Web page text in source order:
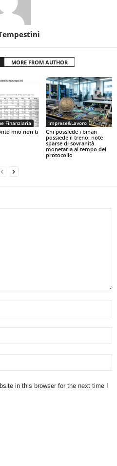
MORE FROM AUTHOR
Finanziaria
mio non ti
Imprese&Lavoro
Chi possiede i binari
possiede il treno: note
sparse di sovranità
monetaria al tempo del
protocollo
in this browser for the next time I